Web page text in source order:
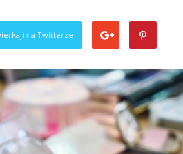
na Twitterze